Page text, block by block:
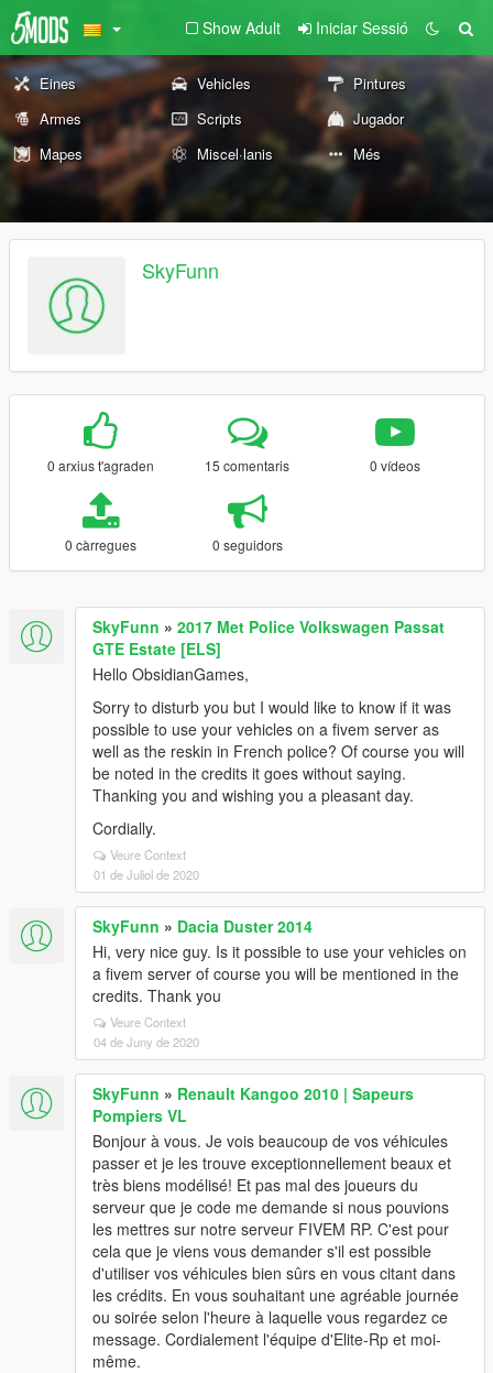
Show Adult Iniciar Sessió
Eines Vehicles
Pintures
Armes
Scripts
Jugador
Mapes
Miscel·lanis Més
SkyFunn
0 arxius t'agraden 15 comentaris 0 vídeos
0 càrregues 0 seguidors
SkyFunn » 2017 Met Police Volkswagen Passat
GTE Estate [ELS]
Hello ObsidianGames,
Sorry to disturb you but I would like to know if it was
possible to use your vehicles on a fivem server as
well as the reskin in French police? Of course you will
be noted in the credits it goes without saying.
Thanking you and wishing you a pleasant day.
Cordially.
Veure Context
01 de Juliol de 2020
SkyFunn » Dacia Duster 2014
Hi, very nice guy. Is it possible to use your vehicles on
a fivem server of course you will be mentioned in the
credits. Thank you
Veure Context
04 de Juny de 2020
SkyFunn » Renault Kangoo 2010 | Sapeurs
Pompiers VL
Bonjour à vous. Je vois beaucoup de vos véhicules
passer et je les trouve exceptionnellement beaux et
très biens modélisé! Et pas mal des joueurs du
serveur que je code me demande si nous pouvions
les mettres sur notre serveur FIVEM RP. C'est pour
cela que je viens vous demander s'il est possible
d'utiliser vos véhicules bien sûrs en vous citant dans
les crédits. En vous souhaitant une agréable journée
ou soirée selon l'heure à laquelle vous regardez ce
message. Cordialement l'équipe d'Elite-Rp et moi-
même.